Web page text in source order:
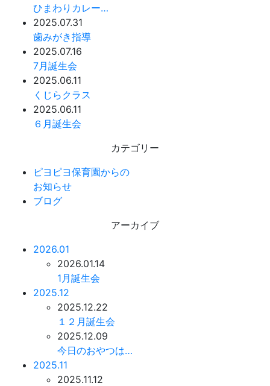
ひまわりカレー…
2025.07.31
歯みがき指導
2025.07.16
7月誕生会
2025.06.11
くじらクラス
2025.06.11
６月誕生会
カテゴリー
ピヨピヨ保育園からの
お知らせ
ブログ
アーカイブ
2026.01
2026.01.14
1月誕生会
2025.12
2025.12.22
１２月誕生会
2025.12.09
今日のおやつは…
2025.11
2025.11.12